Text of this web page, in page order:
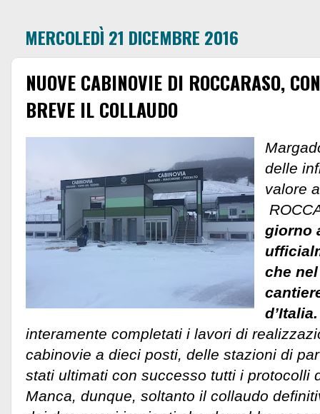
MERCOLEDÌ 21 DICEMBRE 2016
NUOVE CABINOVIE DI ROCCARASO,
BREVE IL COLLAUDO
delle
valore
giorno
che
d’Italia.
interamente completati i lavori di
cabinovie a dieci posti, delle stazioni di
stati ultimati con successo tutti i protocolli
Manca, dunque, soltanto il collaudo